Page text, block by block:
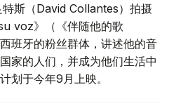
特斯（David Collantes）拍摄
voz》（《伴随他的歌
班牙的粉丝群体，讲述他的音
家的人们，并成为他们生活中
划于今年9月上映。